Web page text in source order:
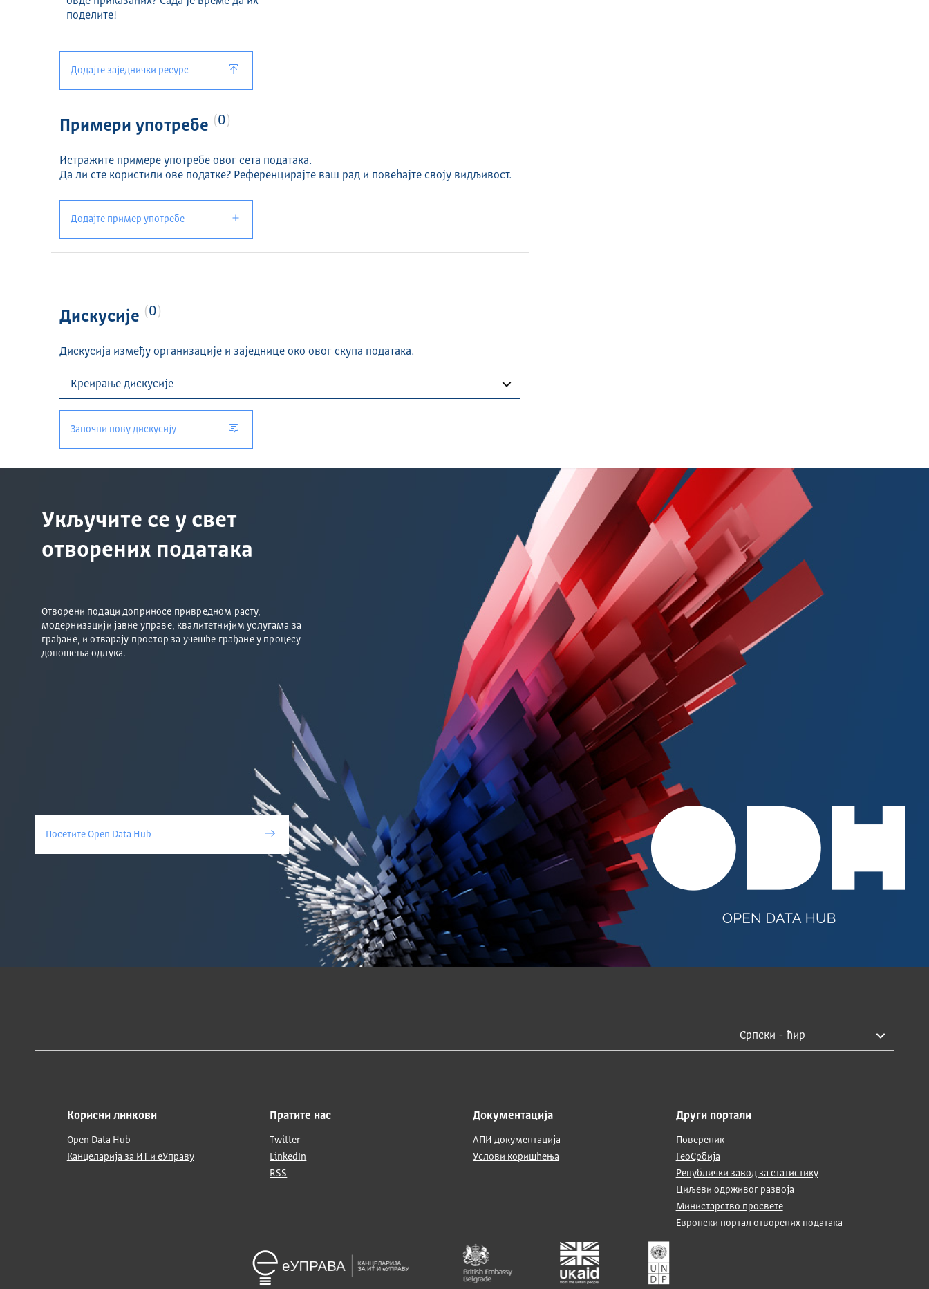
поделите!
Додајте заједнички ресурс
Примери употребе 0
Истражите примере употребе овог сета података.
Да ли сте користили ове податке? Референцирајте ваш рад и повећајте своју видљивост.
Додајте пример употребе
Дискусије 0
Дискусија између организације и заједнице око овог скупа података.
Започни нову дискусију
Укључите се у свет
отворених података
Отворени подаци доприносе привредном расту,
модернизацији јавне управе, квалитетнијим услугама за
грађане, и отварају простор за учешће грађане у процесу
доношења одлука.
Посетите Open Data Hub
Корисни линкови
Open Data Hub
Канцеларија за ИТ и еУправу
Пратите нас
Twitter
LinkedIn
RSS
Документација
АПИ документација
Услови коришћења
Други портали
Повереник
ГеоСрбија
Републички завод за статистику
Циљеви одрживог развоја
Министарство просвете
Европски портал отворених података